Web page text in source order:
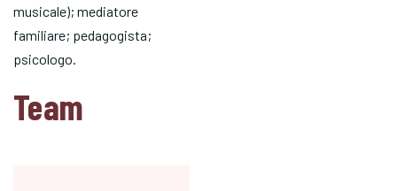
musicale); mediatore
familiare; pedagogista;
psicologo.
Team